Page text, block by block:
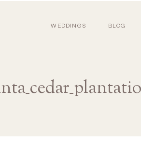
WEDDINGS BLOG